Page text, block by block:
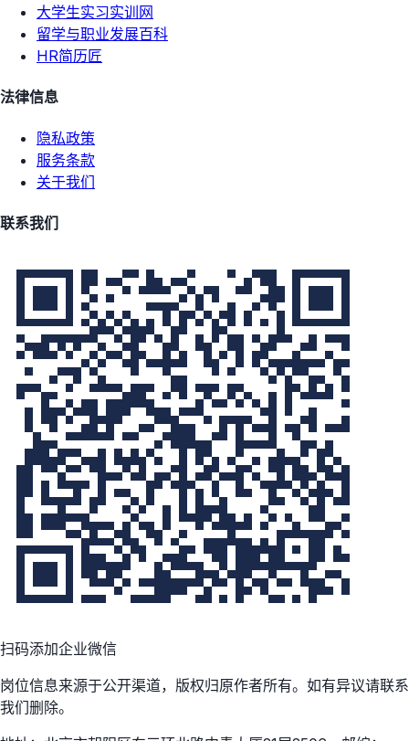
大学生实习实训网
留学与职业发展百科
HR简历匠
法律信息
隐私政策
服务条款
关于我们
联系我们
扫码添加企业微信
岗位信息来源于公开渠道，版权归原作者所有。如有异议请联系
我们删除。